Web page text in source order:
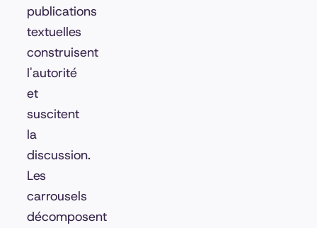
publications
textuelles
construisent
l'autorité
et
suscitent
la
discussion.
Les
carrousels
décomposent